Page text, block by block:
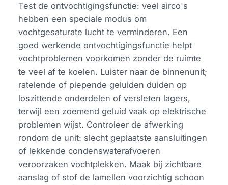
Test de ontvochtigingsfunctie: veel airco's
hebben een speciale modus om
vochtgesaturate lucht te verminderen. Een
goed werkende ontvochtigingsfunctie helpt
vochtproblemen voorkomen zonder de ruimte
te veel af te koelen. Luister naar de binnenunit;
ratelende of piepende geluiden duiden op
loszittende onderdelen of versleten lagers,
terwijl een zoemend geluid vaak op elektrische
problemen wijst. Controleer de afwerking
rondom de unit: slecht geplaatste aansluitingen
of lekkende condenswaterafvoeren
veroorzaken vochtplekken. Maak bij zichtbare
aanslag of stof de lamellen voorzichtig schoon